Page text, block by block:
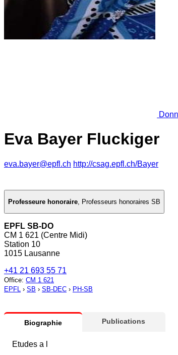
Eva Bayer Fluckiger
eva.bayer@epfl.ch http://csag.epfl.ch/Bayer
Professeure honoraire, Professeurs honoraires SB
EPFL SB-DO
CM 1 621 (Centre Midi)
Station 10
1015 Lausanne
+41 21 693 55 71
Office: CM 1 621
EPFL › SB › SB-DEC › PH-SB
Biographie Publications
Etudes a l